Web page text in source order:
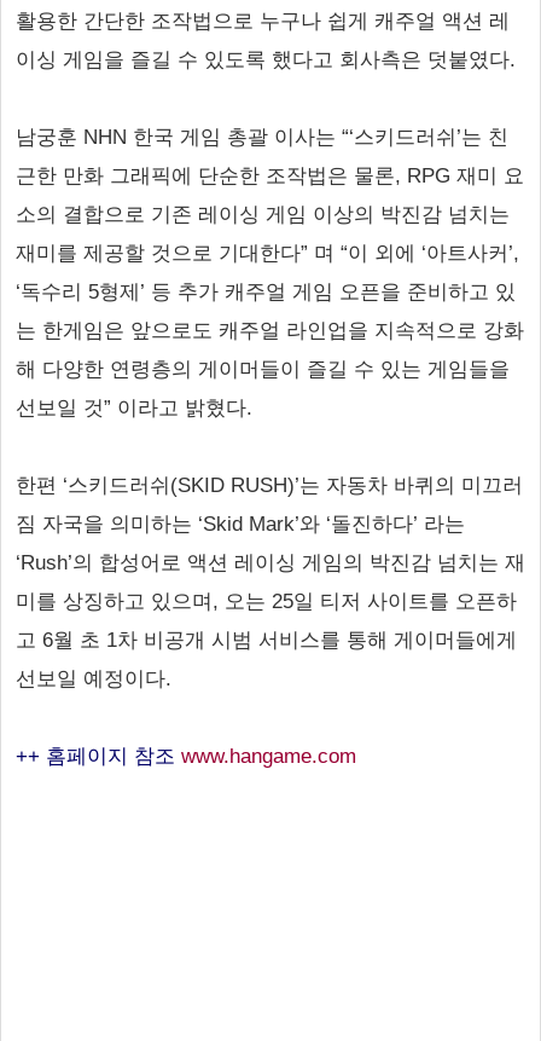
활용한 간단한 조작법으로 누구나 쉽게 캐주얼 액션 레
이싱 게임을 즐길 수 있도록 했다고 회사측은 덧붙였다.
남궁훈 NHN 한국 게임 총괄 이사는 “‘스키드러쉬’는 친
근한 만화 그래픽에 단순한 조작법은 물론, RPG 재미 요
소의 결합으로 기존 레이싱 게임 이상의 박진감 넘치는
재미를 제공할 것으로 기대한다” 며 “이 외에 ‘아트사커’,
‘독수리 5형제’ 등 추가 캐주얼 게임 오픈을 준비하고 있
는 한게임은 앞으로도 캐주얼 라인업을 지속적으로 강화
해 다양한 연령층의 게이머들이 즐길 수 있는 게임들을
선보일 것” 이라고 밝혔다.
한편 ‘스키드러쉬(SKID RUSH)’는 자동차 바퀴의 미끄러
짐 자국을 의미하는 ‘Skid Mark’와 ‘돌진하다’ 라는
‘Rush’의 합성어로 액션 레이싱 게임의 박진감 넘치는 재
미를 상징하고 있으며, 오는 25일 티저 사이트를 오픈하
고 6월 초 1차 비공개 시범 서비스를 통해 게이머들에게
선보일 예정이다.
++ 홈페이지 참조 www.hangame.com